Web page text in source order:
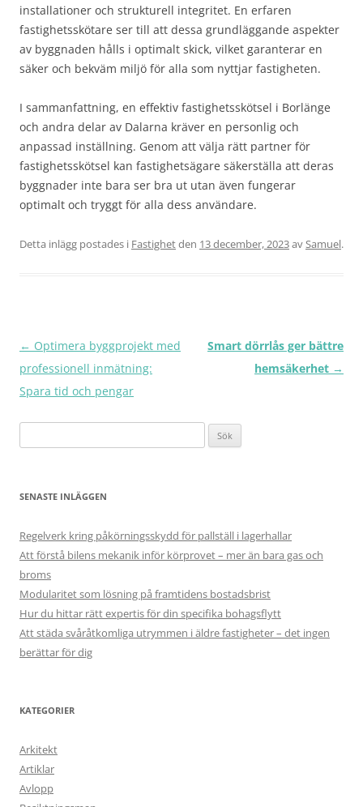
installationer och strukturell integritet. En erfaren
fastighetsskötare ser till att dessa grundläggande aspekter
av byggnaden hålls i optimalt skick, vilket garanterar en
säker och bekväm miljö för alla som nyttjar fastigheten.
I sammanfattning, en effektiv fastighetsskötsel i Borlänge
och andra delar av Dalarna kräver en personlig och
anpassad inställning. Genom att välja rätt partner för
fastighetsskötsel kan fastighetsägare säkerställa att deras
byggnader inte bara ser bra ut utan även fungerar
optimalt och tryggt för alla dess användare.
Detta inlägg postades i Fastighetden 13 december, 2023avSamuel.
Inläggsnavigering
← Optimera byggprojekt med
professionell inmätning:
Spara tid och pengar
Smart dörrlås ger bättre
hemsäkerhet →
efter:
SENASTE INLÄGGEN
Regelverk kring påkörningsskydd för pallställ i lagerhallar
Att förstå bilens mekanik inför körprovet – mer än bara gas och
broms
Modularitet som lösning på framtidens bostadsbrist
Hur du hittar rätt expertis för din specifika bohagsflytt
Att städa svåråtkomliga utrymmen i äldre fastigheter – det ingen
berättar för dig
KATEGORIER
Arkitekt
Artiklar
Avlopp